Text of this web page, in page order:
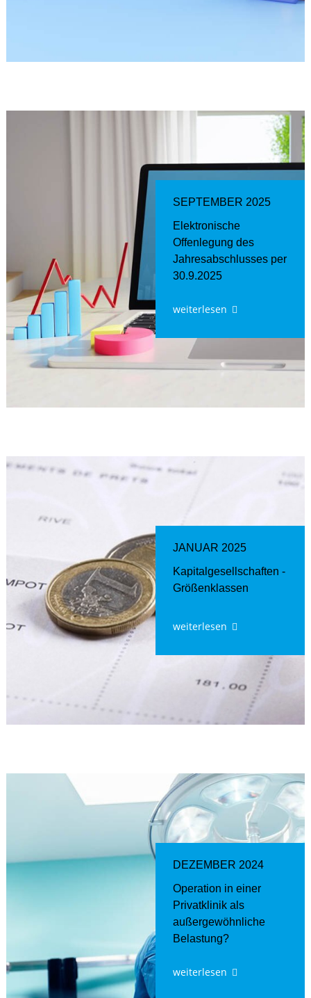
SEPTEMBER 2025
Elektronische
Offenlegung des
Jahresabschlusses per
30.9.2025
weiterlesen
JANUAR 2025
Kapitalgesellschaften -
Größenklassen
weiterlesen
DEZEMBER 2024
Operation in einer
Privatklinik als
außergewöhnliche
Belastung?
weiterlesen